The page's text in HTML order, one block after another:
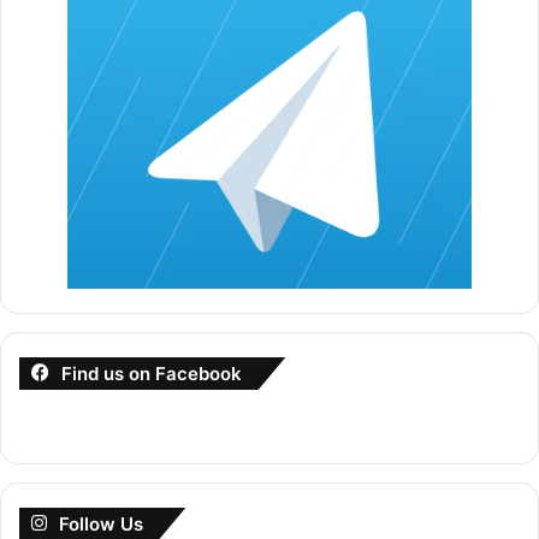
Sekiranya anda dipilih untuk memegang jawatan ini,
apa yang anda boleh sumbangkan ?
Sanggupkah anda kerja lebih masa ?
Sanggupkah anda bekerja berjauhan dengan keluarga
Mengapa anda ingin meninggalkan kerja anda
sekarang?
Ceritakan serba sedikit isu semasa di Malaysia ?
menyesuiakan diri dengan persekitaran kerja yang
baru ?
mata bukan Soalan Bocor daripada panel
temuduga kerajaaan.
Find us on Facebook
Follow Us